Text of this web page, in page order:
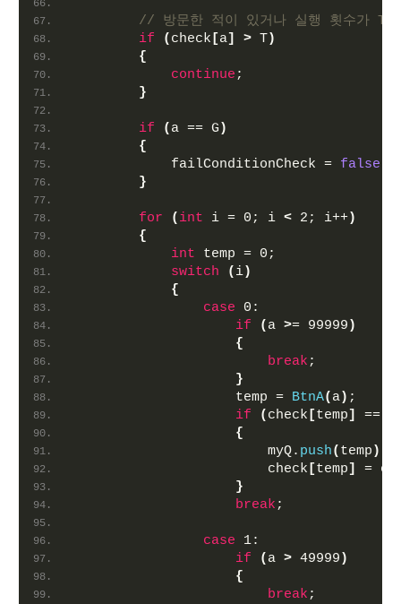
// 방문한 적이 있거나 실행 횟수가 T를
if
( check [a] > T)
{
continue;
}
if ( a == G )
{
            failConditionCheck =
false
}
for ( int i = 0; i < 2; i++)
{
int temp = 0;
switch
( i)
{
case 0:
if
( a >= 99999 )
{
break;
}
                    temp =
BtnA( a) ;
if
( check [temp] == 0
{
                        myQ.
push( temp )
                        check
[temp]
=
}
break;
case 1:
if
( a > 49999 )
{
break;